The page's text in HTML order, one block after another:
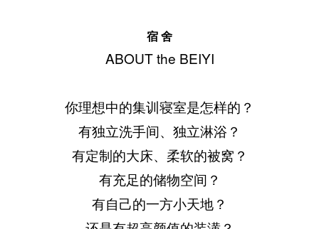
宿 舍
ABOUT the BEIYI
你理想中的集训寝室是怎样的？
有独立洗手间、独立淋浴？
有定制的大床、柔软的被窝？
有充足的储物空间？
有自己的一方小天地？